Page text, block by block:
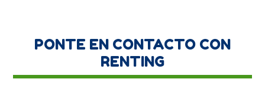
PONTE EN CONTACTO CON
RENTING